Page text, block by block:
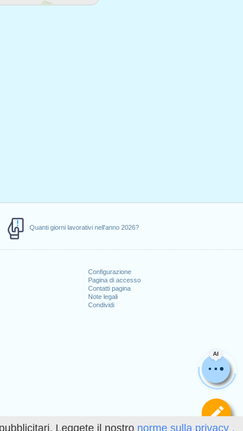
Leggete il nostro norme sulla privacy .
Quanti giorni lavorativi nell'anno 2026?
Configurazione
Pagina di accesso
Contatti pagina
Note legali
Condividi
AI